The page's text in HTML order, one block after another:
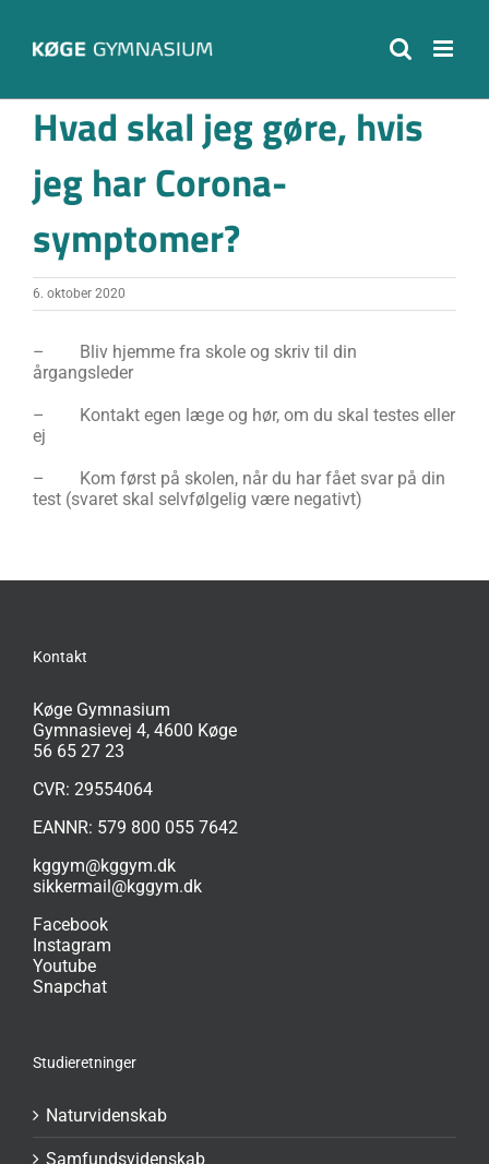
content
Hvad skal jeg gøre, hvis
jeg har Corona-
symptomer?
6. oktober 2020
– Bliv hjemme fra skole og skriv til din
årgangsleder
– Kontakt egen læge og hør, om du skal testes eller
ej
– Kom først på skolen, når du har fået svar på din
test (svaret skal selvfølgelig være negativt)
Kontakt
Køge Gymnasium
Gymnasievej 4, 4600 Køge
56 65 27 23
CVR: 29554064
EANNR: 579 800 055 7642
kggym@kggym.dk
sikkermail@kggym.dk
Facebook
Instagram
Youtube
Snapchat
Studieretninger
Naturvidenskab
Samfundsvidenskab